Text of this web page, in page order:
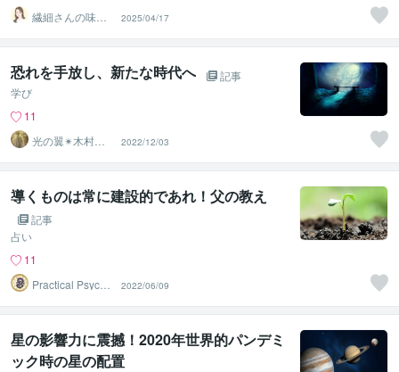
繊細さんの味方
♡全肯定セラピ
宇宙人まなみ
2025/04/17
恐れを手放し、新たな時代へ
記事
学び
11
光の翼✴︎木村心
美
2022/12/03
導くものは常に建設的であれ！父の教え
記事
占い
11
Practical Psycho
2022/06/09
星の影響力に震撼！2020年世界的パンデミ
ック時の星の配置